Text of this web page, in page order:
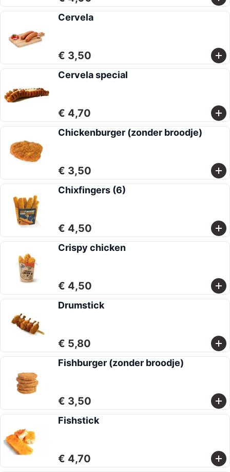
Cervela
€ 3,50
Cervela special
€ 4,70
Chickenburger (zonder broodje)
€ 3,50
Chixfingers (6)
€ 4,50
Crispy chicken
€ 4,50
Drumstick
€ 5,80
Fishburger (zonder broodje)
€ 3,50
Fishstick
€ 4,70